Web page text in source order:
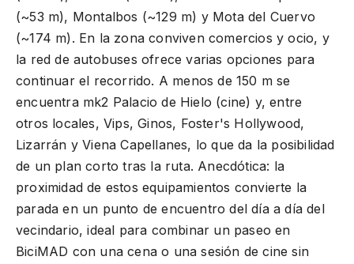
(~53 m), Montalbos (~129 m) y Mota del Cuervo
(~174 m). En la zona conviven comercios y ocio, y
la red de autobuses ofrece varias opciones para
continuar el recorrido. A menos de 150 m se
encuentra mk2 Palacio de Hielo (cine) y, entre
otros locales, Vips, Ginos, Foster's Hollywood,
Lizarrán y Viena Capellanes, lo que da la posibilidad
de un plan corto tras la ruta. Anecdótica: la
proximidad de estos equipamientos convierte la
parada en un punto de encuentro del día a día del
vecindario, ideal para combinar un paseo en
BiciMAD con una cena o una sesión de cine sin